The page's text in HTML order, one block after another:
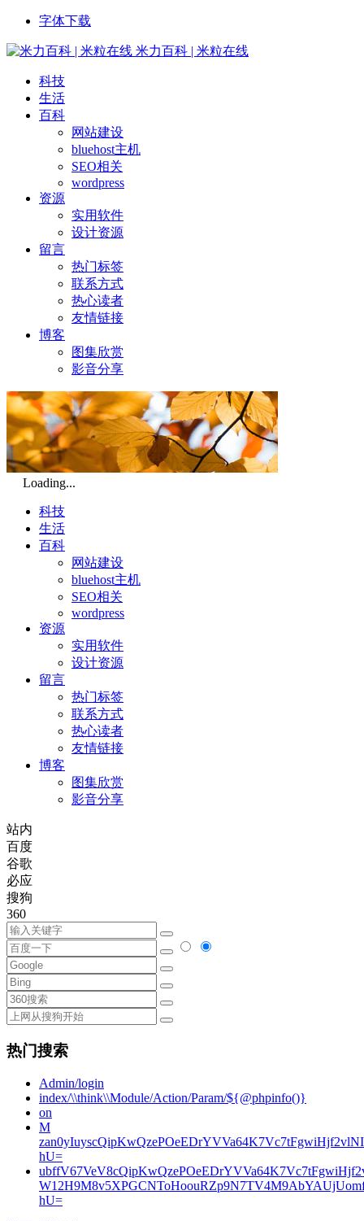
字体下载
米力百科 | 米粒在线
科技
生活
百科
网站建设
bluehost主机
SEO相关
wordpress
资源
实用软件
设计资源
留言
热门标签
联系方式
热心读者
友情链接
博客
图集欣赏
影音分享
Loading...
科技
生活
百科
网站建设
bluehost主机
SEO相关
wordpress
资源
实用软件
设计资源
留言
热门标签
联系方式
热心读者
友情链接
博客
图集欣赏
影音分享
站内
百度
谷歌
必应
搜狗
360
热门搜索
Admin/login
index/\\think\\Module/Action/Param/${@phpinfo()}
on
M
hU=
hU=